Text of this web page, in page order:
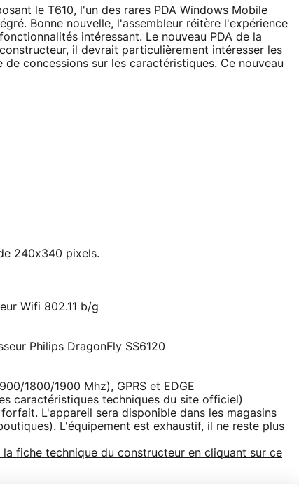
le T610, l'un des rares PDA Windows Mobile
Bonne nouvelle, l'assembleur réitère l'expérience
intéressant. Le nouveau PDA de la
il devrait particulièrement intéresser les
concessions sur les caractéristiques. Ce nouveau
240x340 pixels.
Wifi 802.11 b/g
Philips DragonFly SS6120
1800/1900 Mhz), GPRS et EDGE
caractéristiques techniques du site officiel)
L'appareil sera disponible dans les magasins
L'équipement est exhaustif, il ne reste plus
fiche technique du constructeur en cliquant sur ce